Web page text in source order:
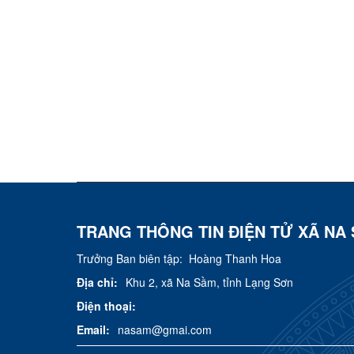
TRANG THÔNG TIN ĐIỆN TỬ XÃ NA
Trưởng Ban biên tập: Hoàng Thanh Hoa
Địa chỉ: Khu 2, xã Na Sầm, tỉnh Lạng Sơn
Điện thoại:
Email: nasam@gmai.com